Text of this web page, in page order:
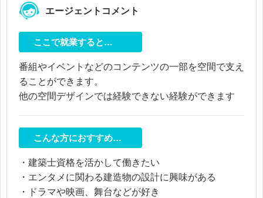
エージェントコメント
ここで就業すると…
番組やイベントなどのコンテンツの一部を空間で支え
ることができます。
他の空間デザインでは経験できない経験ができます
こんな方におすすめ…
・建築士資格を活かして働きたい
・エンタメに関わる建造物の設計に興味がある
・ドラマや映画、舞台などが好き